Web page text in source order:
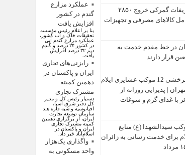
انجام تشریفات گمرکی خروج ۲۸۵۰
کالاهای مصرفی و تجهیزات
در خط مقدم خدمت به
قرار دارند
مدیریت چرخشی 12 موکب‌ عشایری ایلام
| پذیرایی روزانه از
با غذای گرم و سوغات
سیدالشهدا (ع) منابع
برای خدمت‌ رسانی به زائران
عملکرد مزارع
گندم در کشور
افزایش یافت
بنا بر اعلام رئیس مؤسسه
تحقیقات خاک و آب کشور،
عملکرد مزارع گندم آبی
در کشور ۲۴ درصد و گندم
دیم ۳۲ درصد افزایش
یافت.
رایزنی‌های تجاری
ایران و پاکستان در
دهمین کمیته
مشترک تجاری
دستیار رئیس کل و مدیر
کل دفتر شرق آسیا،
اقیانوسیه و شبه قاره هند
سازمان توسعه تجارت
ایران، از برگزاری دهمین
کمیته مشترک تجاری
ایران و پاکستان در
اسلام‌آباد خبر داد.
واگذاری یک‌هزار
واحد مسکونی به